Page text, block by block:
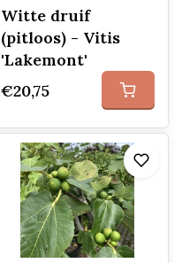
Witte druif
(pitloos) - Vitis
'Lakemont'
€20,75